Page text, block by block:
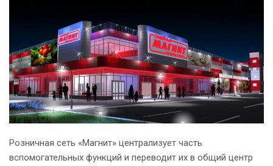
Розничная сеть «Магнит» централизует часть
вспомогательных функций и переводит их в общий центр